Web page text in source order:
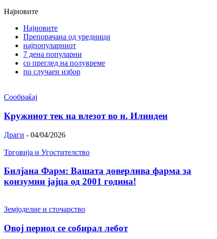
Најновите
Најновите
Препорачана од уредници
најпопуларниот
7 дена популарни
со преглед на полувреме
по случаен избор
Сообраќај
Кружниот тек на влезот во н. Илинден
Драги - 04/04/2026
Трговија и Угостителство
Билјана Фарм: Вашата доверлива фарма за
конзумни јајца од 2001 година!
Земјоделие и сточарство
Овој период се собирал лебот